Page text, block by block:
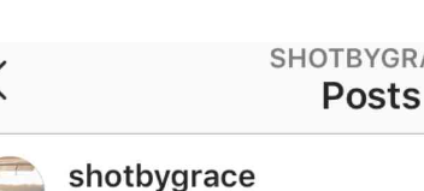
Austrálie?